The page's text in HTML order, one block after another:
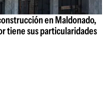
en Maldonado,
tiene sus particularidades